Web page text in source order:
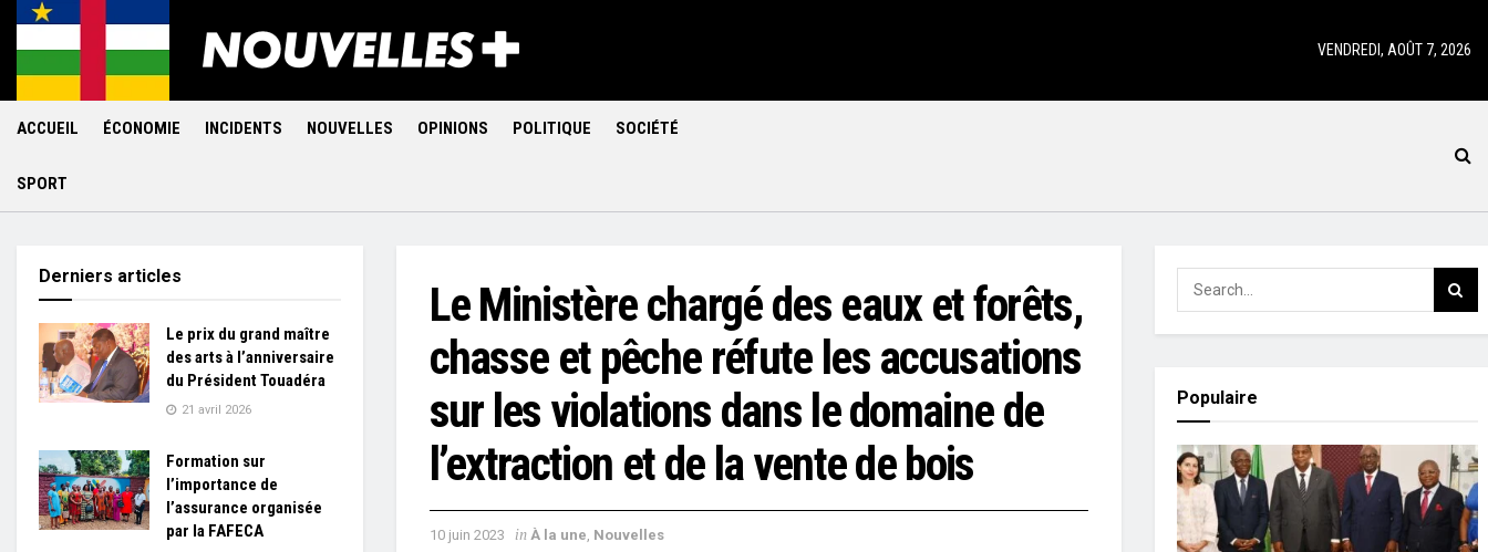
VENDREDI, AOÛT 7, 2026
ACCUEIL ÉCONOMIE INCIDENTS NOUVELLES OPINIONS POLITIQUE SOCIÉTÉ
SPORT
Le Ministère chargé des eaux et forêts,
chasse et pêche réfute les accusations
sur les violations dans le domaine de
l’extraction et de la vente de bois
10 juin 2023 in À la une Nouvelles
Derniers articles
Le prix du grand maître
des arts à l’anniversaire
du Président Touadéra
21 avril 2026
Formation sur
l’importance de
l’assurance organisée
par la FAFECA
Populaire